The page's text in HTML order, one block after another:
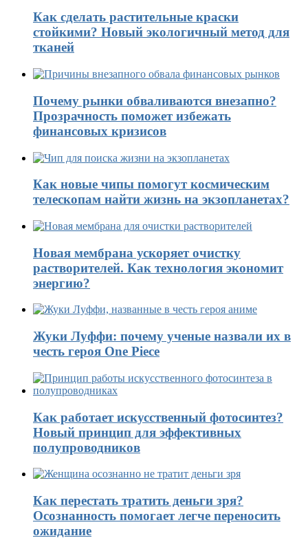
Как сделать растительные краски
стойкими? Новый экологичный метод для
тканей
Почему рынки обваливаются внезапно?
Прозрачность поможет избежать
финансовых кризисов
Как новые чипы помогут космическим
телескопам найти жизнь на экзопланетах?
Новая мембрана ускоряет очистку
растворителей. Как технология экономит
энергию?
Жуки Луффи: почему ученые назвали их в
честь героя One Piece
Как работает искусственный фотосинтез?
Новый принцип для эффективных
полупроводников
Как перестать тратить деньги зря?
Осознанность помогает легче переносить
ожидание